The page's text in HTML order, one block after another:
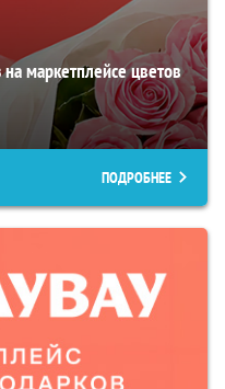
маркетплейсе цветов
ПОДРОБНЕЕ